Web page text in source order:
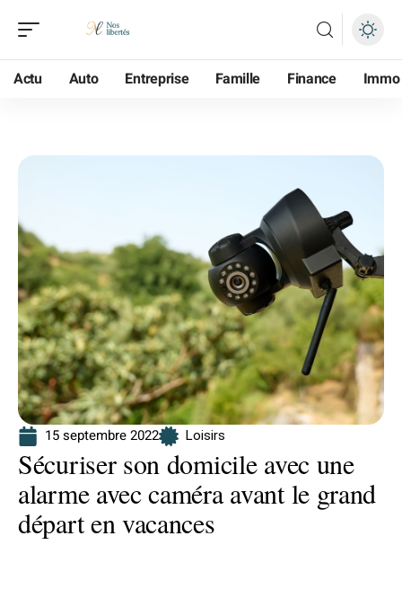
Actu Auto Entreprise Famille Finance Immo
15 septembre 2022 Loisirs
Sécuriser son domicile avec une
alarme avec caméra avant le grand
départ en vacances